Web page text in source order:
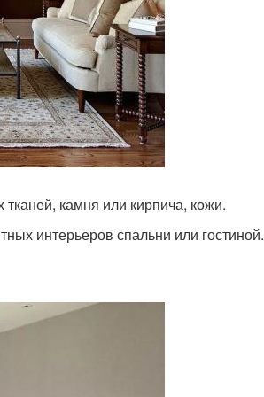
камня или кирпича, кожи.
интерьеров спальни или гостиной.